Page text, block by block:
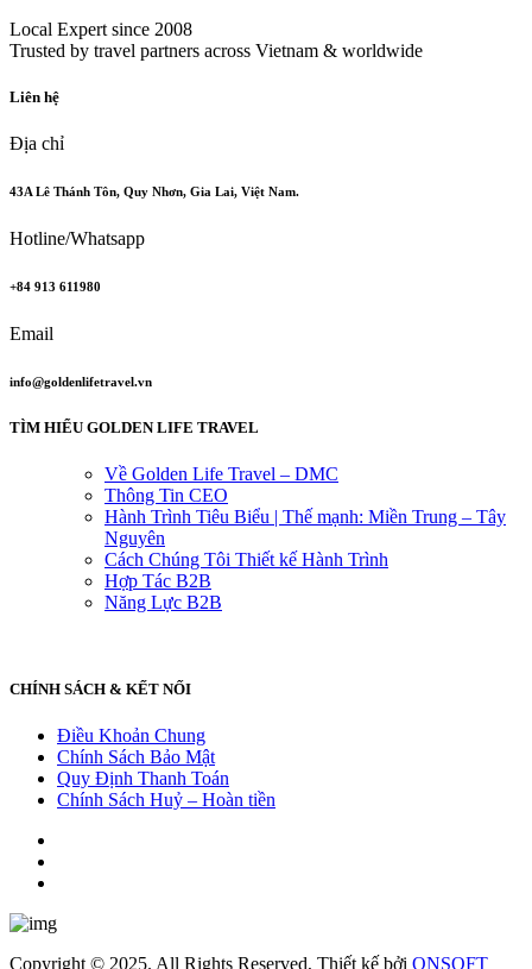
Local Expert since 2008
Trusted by travel partners across Vietnam & worldwide
Liên hệ
Địa chỉ
43A Lê Thánh Tôn, Quy Nhơn, Gia Lai, Việt Nam.
Hotline/Whatsapp
+84 913 611980
Email
info@goldenlifetravel.vn
TÌM HIỂU GOLDEN LIFE TRAVEL
Về Golden Life Travel – DMC
Thông Tin CEO
Hành Trình Tiêu Biểu | Thế mạnh: Miền Trung – Tây
Nguyên
Cách Chúng Tôi Thiết kế Hành Trình
Hợp Tác B2B
Năng Lực B2B
CHÍNH SÁCH & KẾT NỐI
Điều Khoản Chung
Chính Sách Bảo Mật
Quy Định Thanh Toán
Chính Sách Huỷ – Hoàn tiền
Copyright © 2025. All Rights Reserved, Thiết kế bởi QNSOFT